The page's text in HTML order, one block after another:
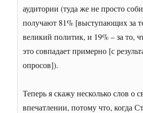
аудитории (туда же не просто
получают 81% [выступающих за
великий политик, и 19% – за то,
это совпадает примерно [с
опросов]).
Теперь я скажу несколько слов о
впечатлении, потому что, когда